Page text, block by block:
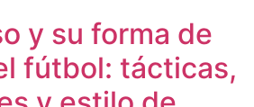
y su forma de
fútbol: tácticas,